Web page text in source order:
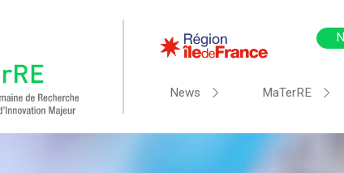
News MaTerRE